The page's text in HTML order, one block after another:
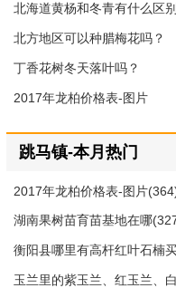
北海道黄杨和冬青有什么区
北方地区可以种腊梅花吗？
丁香花树冬天落叶吗？
2017年龙柏价格表-图片
跳马镇-本月热门
2017年龙柏价格表-图片
湖南果树苗育苗基地在哪
衡阳县哪里有高杆红叶石楠
玉兰里的紫玉兰、红玉兰、